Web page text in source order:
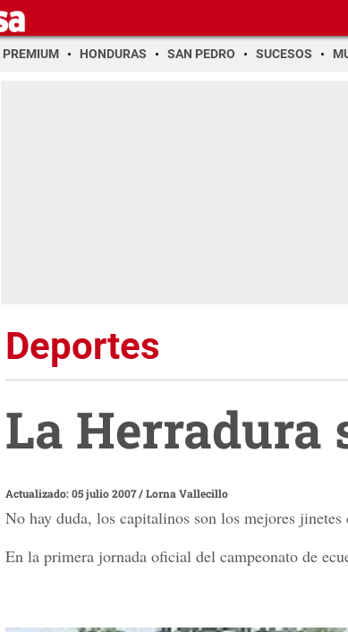
PREMIUM HONDURAS SAN PEDRO SUCESOS
Deportes
La Herradura
Actualizado: 05 julio 2007/Lorna Vallecillo
No hay duda, los capitalinos son los mejores jinetes
En la primera jornada oficial del campeonato de